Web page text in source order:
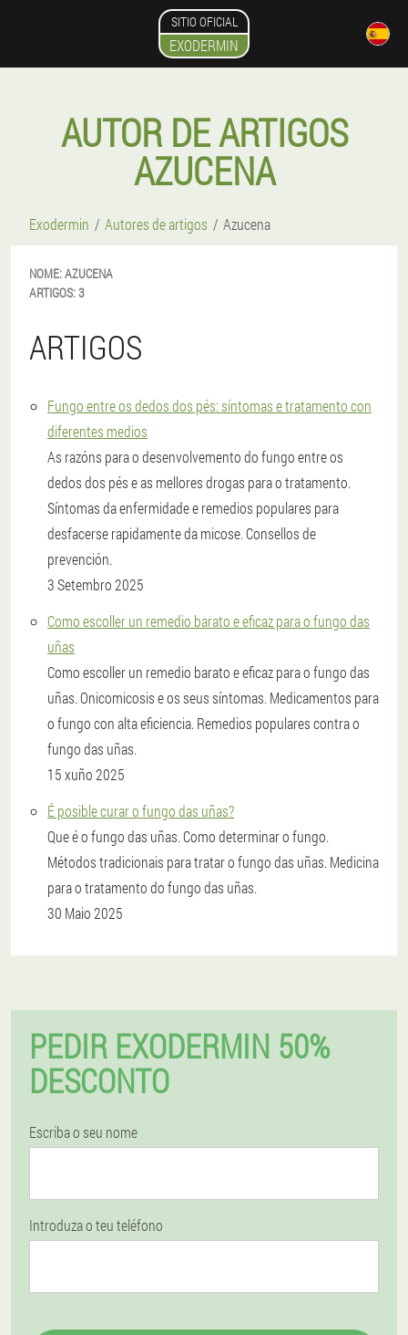
SITIO OFICIAL
EXODERMIN
AUTOR DE ARTIGOS
AZUCENA
Exodermin Autores de artigos Azucena
NOME:AZUCENA
ARTIGOS:3
ARTIGOS
Fungo entre os dedos dos pés: síntomas e tratamento con
diferentes medios
As razóns para o desenvolvemento do fungo entre os
dedos dos pés e as mellores drogas para o tratamento.
Síntomas da enfermidade e remedios populares para
desfacerse rapidamente da micose. Consellos de
prevención.
3 Setembro 2025
Como escoller un remedio barato e eficaz para o fungo das
uñas
Como escoller un remedio barato e eficaz para o fungo das
uñas. Onicomicosis e os seus síntomas. Medicamentos para
o fungo con alta eficiencia. Remedios populares contra o
fungo das uñas.
15 xuño 2025
É posible curar o fungo das uñas?
Que é o fungo das uñas. Como determinar o fungo.
Métodos tradicionais para tratar o fungo das uñas. Medicina
para o tratamento do fungo das uñas.
30 Maio 2025
PEDIR EXODERMIN 50%
DESCONTO
Escriba o seu nome
Introduza o teu teléfono